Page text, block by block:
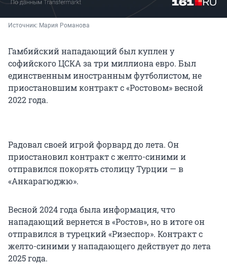
Источник: Мария Романова
Гамбийский нападающий был куплен у
софийского ЦСКА за три миллиона евро. Был
единственным иностранным футболистом, не
приостановшим контракт с «Ростовом» весной
2022 года.
Радовал своей игрой форвард до лета. Он
приостановил контракт с желто-синими и
отправился покорять столицу Турции — в
«Анкарагюджю».
Весной 2024 года была информация, что
нападающий вернется в «Ростов», но в итоге он
отправился в турецкий «Ризеспор». Контракт с
желто-синими у нападающего действует до лета
2025 года.